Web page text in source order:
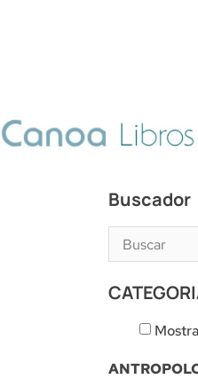
Buscador